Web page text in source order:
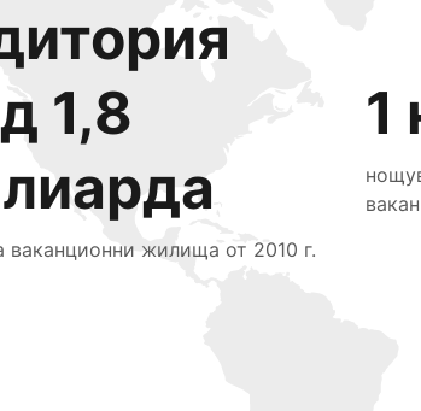
1,8
ваканционни жилища от 2010 г.
1